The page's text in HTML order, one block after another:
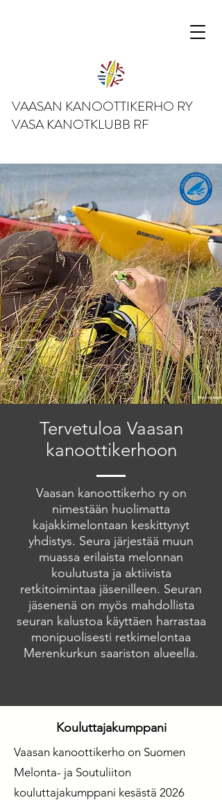
VAASAN KANOOTTIKERHO RY
VASA KANOTKLUBB RF
Tervetuloa Vaasan
kanoottikerhoon
Vaasan kanoottikerho ry on
nimestään huolimatta
kajakkimelontaan keskittynyt
yhdistys. Seura järjestää muun
muassa erilaista melonnan
koulutusta ja aktiivista
retkitoimintaa jäsenilleen. Seuran
jäsenenä on myös mahdollista
seuran kalustoa käyttäen harrastaa
monipuolisesti retkimelontaa
Merenkurkun saariston alueella.
Kouluttajakumppani
Vaasan kanoottikerho on Suomen
Melonta- ja Soutuliiton
kouluttajakumppani kesästä 2026